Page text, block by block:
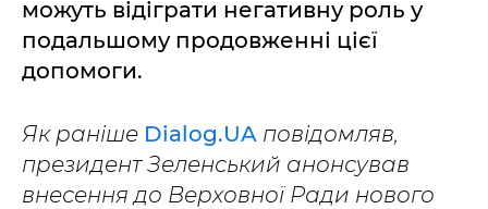
можуть відіграти негативну роль у
подальшому продовженні цієї
допомоги.
Як раніше Dialog.UA повідомляв,
президент Зеленський анонсував
внесення до Верховної Ради нового